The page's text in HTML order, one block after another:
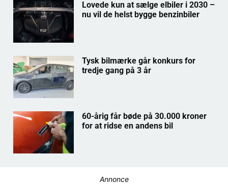
Lovede kun at sælge elbiler i 2030 –
nu vil de helst bygge benzinbiler
Tysk bilmærke går konkurs for
tredje gang på 3 år
60-årig får bøde på 30.000 kroner
for at ridse en andens bil
Annonce